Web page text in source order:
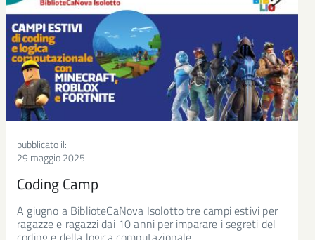
Le
Murate
Seguici
Seguici
su
Facebook
Seguici
su
Twitter
Seguici
su
Instagram
Seguici
pubblicato il:
29 maggio 2025
Coding Camp
A giugno a BiblioteCaNova Isolotto tre campi estivi per
ragazze e ragazzi dai 10 anni per imparare i segreti del